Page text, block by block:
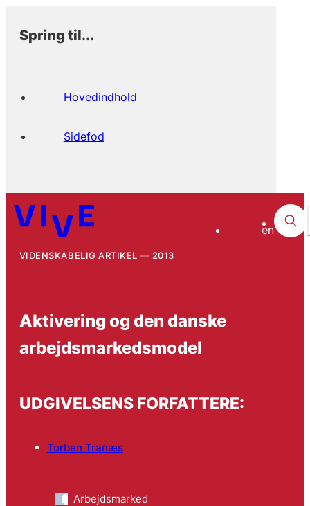
Spring til...
Hovedindhold
Sidefod
en
VIDENSKABELIG ARTIKEL 2013
Aktivering og den danske
arbejdsmarkedsmodel
UDGIVELSENS FORFATTERE:
Torben Tranæs
Arbejdsmarked